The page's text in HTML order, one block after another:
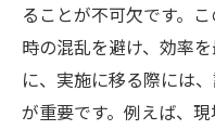
ることが不可欠です。
時の混乱を避け、効率
に、実施に移る際には
が重要です。例えば、